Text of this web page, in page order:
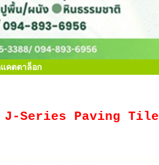
คตตาล็อก
ย์ J-Series Paving Tile